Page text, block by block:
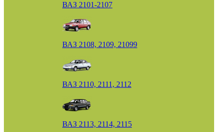
ВАЗ 2101-2107
ВАЗ 2108, 2109, 21099
ВАЗ 2110, 2111, 2112
ВАЗ 2113, 2114, 2115